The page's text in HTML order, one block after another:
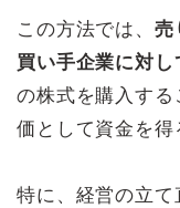
この方法では、 売
買い手企業に対し
の株式を購入す
価として資金を得
特に、経営の立て